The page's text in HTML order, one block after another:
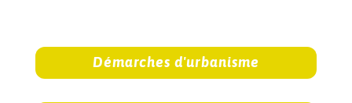
Démarches d'urbanisme